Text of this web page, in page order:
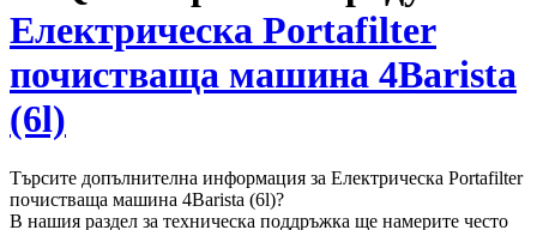
Как да изберем пътна кафемашина?
всички статии
Knock box
Електрическа Portafilter почистваща машина 4Barista (6l)